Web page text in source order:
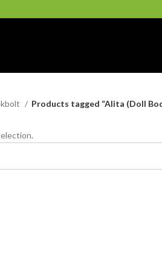
Products tagged “Alita (Doll